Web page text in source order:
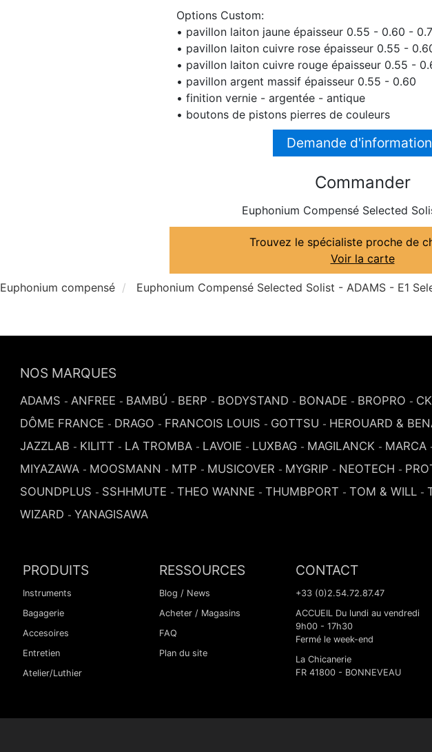
Options Custom:
• pavillon laiton jaune épaisseur 0.55 - 0.60 -
• pavillon laiton cuivre rose épaisseur 0.55 -
• pavillon laiton cuivre rouge épaisseur 0.55 -
• pavillon argent massif épaisseur 0.55 - 0.60
• finition vernie - argentée - antique
• boutons de pistons pierres de couleurs
Demande
Commander
Euphonium Compensé Selected
Trouvez le spécialiste proche de
Voir la carte
Euphonium compensé Euphonium Compensé Selected Solist - ADAMS - E1
NOS MARQUES
ADAMS - ANFREE - BAMBÚ - BERP - BODYSTAND - BONADE - BROPRO -
DÔME FRANCE - DRAGO - FRANCOIS LOUIS - GOTTSU - HEROUARD &
JAZZLAB - KILITT - LA TROMBA - LAVOIE - LUXBAG - MAGILANCK - MARCA
MIYAZAWA - MOOSMANN - MTP - MUSICOVER - MYGRIP - NEOTECH -
SOUNDPLUS - SSHHMUTE - THEO WANNE - THUMBPORT - TOM & WILL -
WIZARD - YANAGISAWA
PRODUITS
Instruments
Bagagerie
Accesoires
Entretien
Atelier/Luthier
RESSOURCES
Blog / News
Acheter / Magasins
FAQ
Plan du site
CONTACT
+33 (0)2.54.72.87.47
ACCUEIL Du lundi au vendredi
9h00 - 17h30
Fermé le week-end
La Chicanerie
FR 41800 - BONNEVEAU